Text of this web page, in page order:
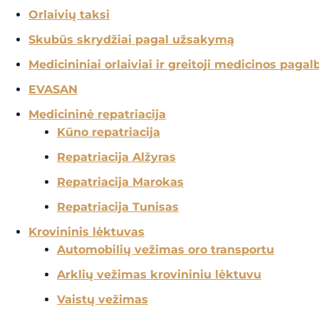
Orlaivių taksi
Skubūs skrydžiai pagal užsakymą
Medicininiai orlaiviai ir greitoji medicinos
EVASAN
Medicininė repatriacija
Kūno repatriacija
Repatriacija Alžyras
Repatriacija Marokas
Repatriacija Tunisas
Krovininis lėktuvas
Automobilių vežimas oro transportu
Arklių vežimas krovininiu lėktuvu
Vaistų vežimas